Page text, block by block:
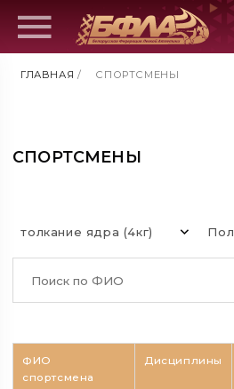
ГЛАВНАЯ / СПОРТСМЕНЫ
СПОРТСМЕНЫ
толкание ядра (4кг) Пол
ФИО
спортсмена
Дисциплины